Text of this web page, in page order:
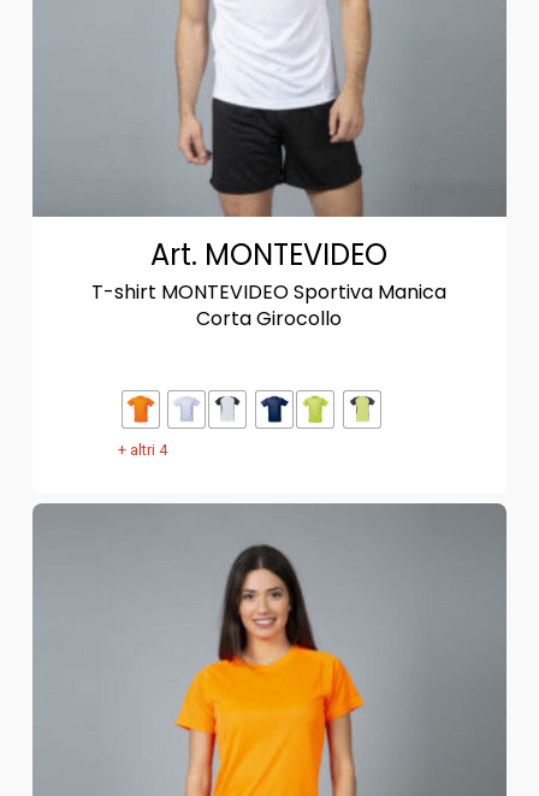
Art. MONTEVIDEO
T-shirt MONTEVIDEO Sportiva Manica
Corta Girocollo
+ altri 4